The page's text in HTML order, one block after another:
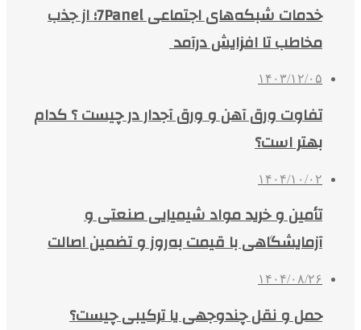
خدمات شبکه‌های اجتماعی 7Panel؛ از جذب
مخاطب تا افزایش درآمد
۱۴۰۳/۱۲/۰۵
تفاوت ورق آهن و ورق آجدار در چیست ؟ کدام
بهتر است؟
۱۴۰۴/۱۰/۰۲
تأمین و خرید مواد شیمیایی صنعتی و
آزمایشگاهی با قیمت به‌روز و تضمین اصالت
۱۴۰۴/۰۸/۲۶
حمل و نقل چندوجهی یا ترکیبی چیست؟